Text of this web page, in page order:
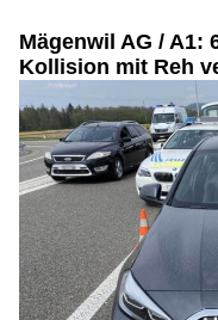
Mägenwil AG / A1:
Kollision mit Reh